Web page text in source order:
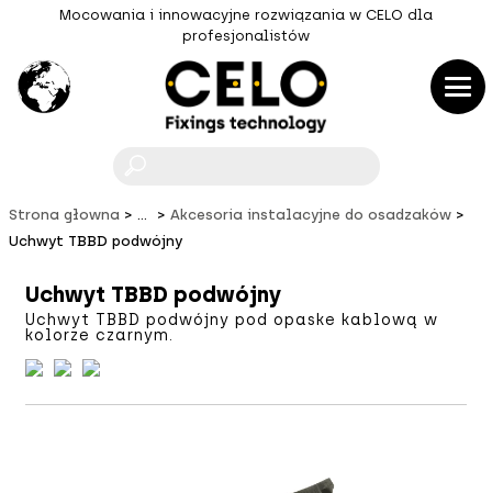
Mocowania i innowacyjne rozwiązania w CELO dla
profesjonalistów
Strona głowna ...
Akcesoria instalacyjne do osadzaków
Uchwyt TBBD podwójny
Uchwyt TBBD podwójny
Uchwyt TBBD podwójny pod opaske kablową w
kolorze czarnym.